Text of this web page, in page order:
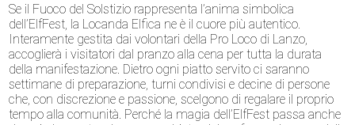
Se il Fuoco del Solstizio rappresenta l’anima simbolica
dell’ElfFest, la Locanda Elfica ne è il cuore più autentico.
Interamente gestita dai volontari della Pro Loco di Lanzo,
accoglierà i visitatori dal pranzo alla cena per tutta la durata
della manifestazione. Dietro ogni piatto servito ci saranno
settimane di preparazione, turni condivisi e decine di persone
che, con discrezione e passione, scelgono di regalare il proprio
tempo alla comunità. Perché la magia dell’ElfFest passa anche